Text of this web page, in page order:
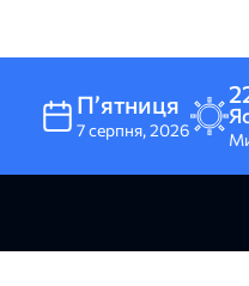
Пʼятниця
7серпня,2026